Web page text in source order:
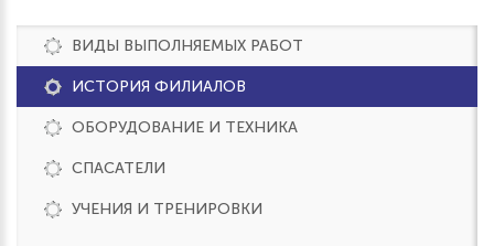
ВИДЫ ВЫПОЛНЯЕМЫХ РАБОТ
ИСТОРИЯ ФИЛИАЛОВ
ОБОРУДОВАНИЕ И ТЕХНИКА
СПАСАТЕЛИ
УЧЕНИЯ И ТРЕНИРОВКИ